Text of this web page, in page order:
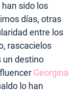
sido los
días, otras
entre los
rascacielos
un destino
Georgina
lo han